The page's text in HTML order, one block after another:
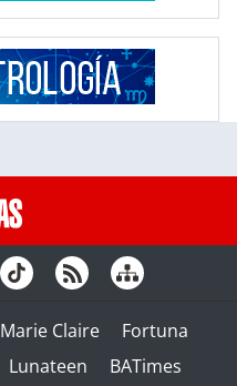
Marie Claire
Fortuna
Lunateen BATimes